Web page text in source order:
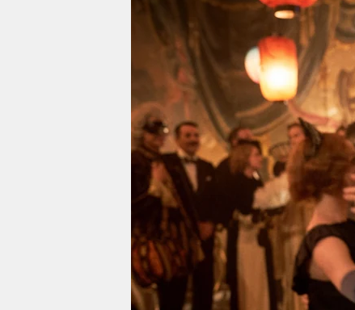
berlin
nord
wahrheit
verlag
verlag
veranstaltungen
shop
fragen & hilfe
unterstützen